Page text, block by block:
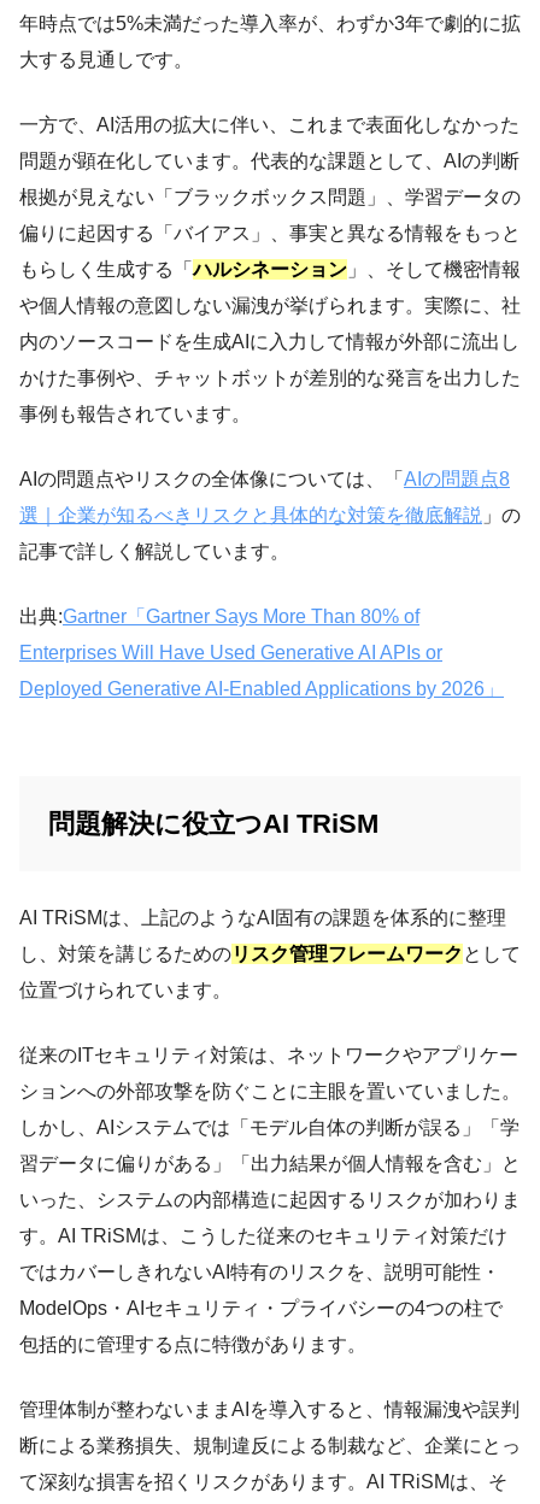
年時点では5%未満だった導入率が、わずか3年で劇的に拡
大する見通しです。
一方で、AI活用の拡大に伴い、これまで表面化しなかった
問題が顕在化しています。代表的な課題として、AIの判断
根拠が見えない「ブラックボックス問題」、学習データの
偏りに起因する「バイアス」、事実と異なる情報をもっと
もらしく生成する「ハルシネーション 」、そして機密情報
や個人情報の意図しない漏洩が挙げられます。実際に、社
内のソースコードを生成AIに入力して情報が外部に流出し
かけた事例や、チャットボットが差別的な発言を出力した
事例も報告されています。
AIの問題点やリスクの全体像については、「 AIの問題点8
選｜企業が知るべきリスクと具体的な対策を徹底解説 」の
記事で詳しく解説しています。
出典:Gartner「Gartner Says More Than 80% of
Enterprises Will Have Used Generative AI APIs or
Deployed Generative AI-Enabled Applications by 2026」
問題解決に役立つAI TRiSM
AI TRiSMは、上記のようなAI固有の課題を体系的に整理
し、対策を講じるためのリスク管理フレームワーク として
位置づけられています。
従来のITセキュリティ対策は、ネットワークやアプリケー
ションへの外部攻撃を防ぐことに主眼を置いていました。
しかし、AIシステムでは「モデル自体の判断が誤る」「学
習データに偏りがある」「出力結果が個人情報を含む」と
いった、システムの内部構造に起因するリスクが加わりま
す。AI TRiSMは、こうした従来のセキュリティ対策だけ
ではカバーしきれないAI特有のリスクを、説明可能性・
ModelOps・AIセキュリティ・プライバシーの4つの柱で
包括的に管理する点に特徴があります。
管理体制が整わないままAIを導入すると、情報漏洩や誤判
断による業務損失、規制違反による制裁など、企業にとっ
て深刻な損害を招くリスクがあります。AI TRiSMは、そ